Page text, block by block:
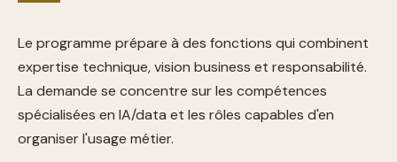
Le programme prépare à des fonctions qui combinent
expertise technique, vision business et responsabilité.
La demande se concentre sur les compétences
spécialisées en IA/data et les rôles capables d'en
organiser l'usage métier.